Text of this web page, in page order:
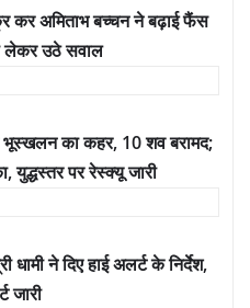
कर अमिताभ बच्चन ने बढ़ाई फैंस
लेकर उठे सवाल
भूस्खलन का कहर, 10 शव बरामद;
पर रेस्क्यू जारी
ने दिए हाई अलर्ट के निर्देश,
जारी